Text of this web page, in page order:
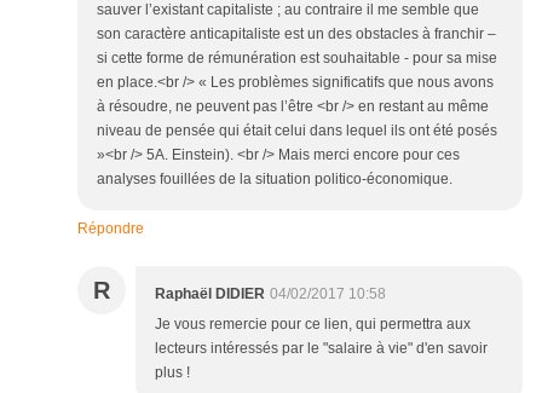
sauver l’existant capitaliste ; au contraire il me semble que
son caractère anticapitaliste est un des obstacles à franchir –
si cette forme de rémunération est souhaitable - pour sa mise
en place.<br /> « Les problèmes significatifs que nous avons
à résoudre, ne peuvent pas l’être <br /> en restant au même
niveau de pensée qui était celui dans lequel ils ont été posés
»<br /> 5A. Einstein). <br /> Mais merci encore pour ces
analyses fouillées de la situation politico-économique.
Répondre
R Raphaël DIDIER 04/02/2017 10:58
Je vous remercie pour ce lien, qui permettra aux
lecteurs intéressés par le "salaire à vie" d'en savoir
plus !